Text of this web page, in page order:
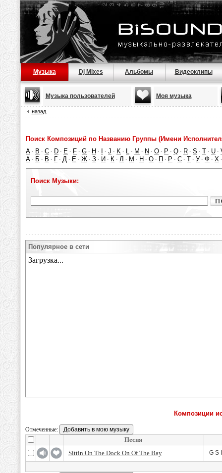
Музыка Dj Mixes Альбомы Видеоклипы
Музыка пользователей Моя музыка
назад
Поиск Композиций по Названию Группы (Имени
A · B · C · D · E · F · G · H · · J · K · L · M · N · O · P · Q · R · S · T · U ·
А · Б · В · Г · Д · Е · Ж · З · И · К · Л · М · Н · О · П · Р · С · Т · У · Ф · Х
Поиск Музыки:
Популярное в сети
Композиции
Отмеченные:
Песня
Sittin On The Dock On Of The Bay
G S